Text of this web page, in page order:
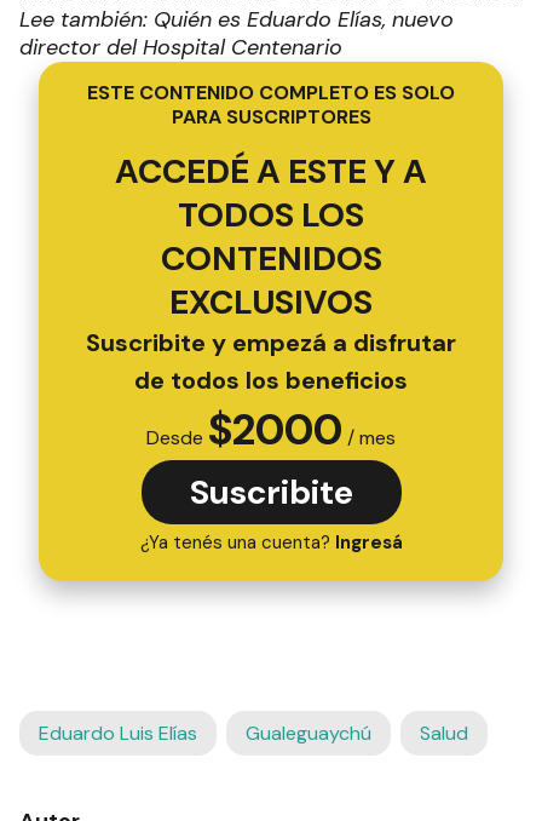
Lee también: Quién es Eduardo Elías, nuevo
director del Hospital Centenario
ESTE CONTENIDO COMPLETO ES SOLO
PARA SUSCRIPTORES
ACCEDÉ A ESTE Y A
TODOS LOS
CONTENIDOS
EXCLUSIVOS
Suscribite y empezá a disfrutar
de todos los beneficios
Desde $2000 / mes
Suscribite
¿Ya tenés una cuenta? Ingresá
Eduardo Luis Elías Gualeguaychú Salud